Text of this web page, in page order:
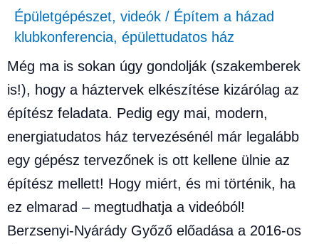
Épületgépészet, videók / Építem a házad
klubkonferencia, épülettudatos ház
Még ma is sokan úgy gondolják (szakemberek
is!), hogy a háztervek elkészítése kizárólag az
építész feladata. Pedig egy mai, modern,
energiatudatos ház tervezésénél már legalább
egy gépész tervezőnek is ott kellene ülnie az
építész mellett! Hogy miért, és mi történik, ha
ez elmarad – megtudhatja a videóból!
Berzsenyi-Nyárády Győző előadása a 2016-os